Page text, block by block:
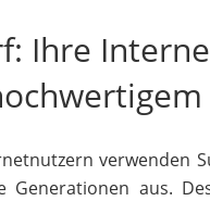
Ihre
verwenden
aus.